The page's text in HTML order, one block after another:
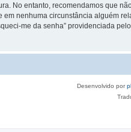
No entanto, recomendamos que
nenhuma circunstância alguém
me da senha” providenciada
Desenvolvido por